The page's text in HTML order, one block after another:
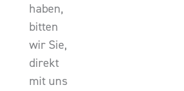
haben,
bitten
wir Sie,
direkt
mit uns